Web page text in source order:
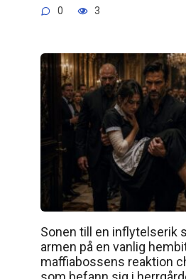
0 3
Sonen till en inflytelserik
armen på en vanlig
maffiabossens reaktion